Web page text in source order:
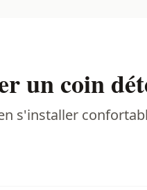
un coin
s'installer